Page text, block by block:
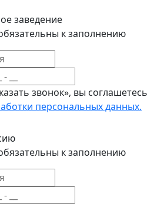
заведение
к заполнению
звонок», вы соглашетесь
персональных данных.
к заполнению